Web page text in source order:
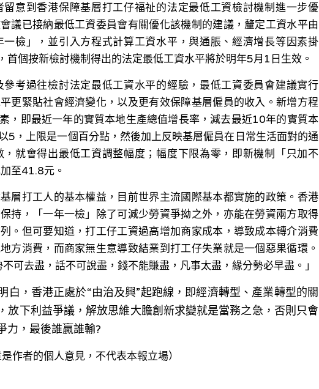
意到香港保障基層打工仔福祉的法定最低工資檢討機制進一步優
議已接納最低工資委員會有關優化該機制的建議，釐定工資水平由
檢」，並引入方程式計算工資水平，與通脹、經濟增長等因素掛
個按新檢討機制得出的法定最低工資水平將於明年5月1日生效。
考過往檢討法定最低工資水平的經驗，最低工資委員會建議實行
更緊貼社會經濟變化，以及更有效保障基層僱員的收入。新增方程
，即最近一年的實質本地生產總值增長率，減去最近10年的實質本
5，上限是一個百分點，然後加上反映基層僱員在日常生活面對的通
就會得出最低工資調整幅度；幅度下限為零，即新機制「只加不
至41.8元。
層打工人的基本權益，目前世界主流國際基本都實施的政策。香港
持，「一年一檢」除了可減少勞資爭拗之外，亦能在勞資兩方取得
。但可要知道，打工仔工資過高增加商家成本，導致成本轉介消費
方消費，而商家無生意導致結業到打工仔失業就是一個惡果循環。
可去盡，話不可說盡，錢不能賺盡，凡事太盡，緣分勢必早盡。｣
白，香港正處於“由治及興”起跑線，即經濟轉型、產業轉型的關
放下利益爭議，解放思維大膽創新求變就是當務之急，否則只會
力，最後誰贏誰輸?
是作者的個人意見，不代表本報立場）